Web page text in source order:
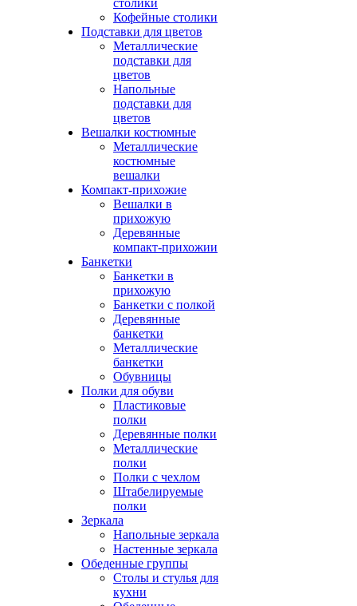
столики
Кофейные столики
Подставки для цветов
Металлические
подставки для
цветов
Напольные
подставки для
цветов
Вешалки костюмные
Металлические
костюмные
вешалки
Компакт-прихожие
Вешалки в
прихожую
Деревянные
компакт-прихожии
Банкетки
Банкетки в
прихожую
Банкетки с полкой
Деревянные
банкетки
Металлические
банкетки
Обувницы
Полки для обуви
Пластиковые
полки
Деревянные полки
Металлические
полки
Полки с чехлом
Штабелируемые
полки
Зеркала
Напольные зеркала
Настенные зеркала
Обеденные группы
Столы и стулья для
кухни